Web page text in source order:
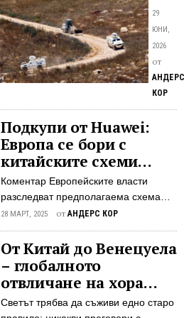
е
търпи
на
с
по
са се
29
ЮНИ,
2026
от
АНДЕРС
КОР
Подкупи от Huawei:
Европа се бори с
китайските схеми
„пари за влияние“
Коментар Европейските власти
разследват предполагаема схема
"пари-за-влияние", в която до 15
Европейския парламент са
получавали подкупи от Huawei.
Случаят, започнат от белгийското
разузнаване, алармира за
необходимостта от по-голяма
28 МАРТ, 2025 от АНДЕРС КОР
От Китай до Венецуела
– глобалното
отвличане на хора
нараства
Светът трябва да съживи едно старо